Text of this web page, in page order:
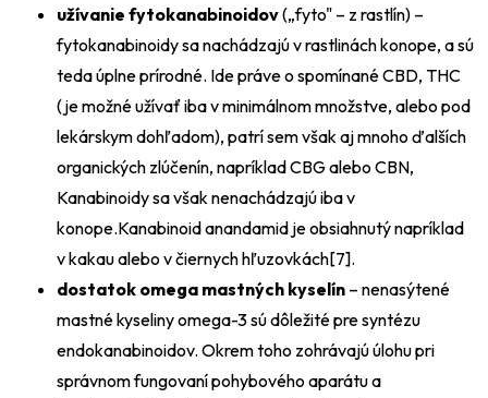
užívanie fytokanabinoidov(„fyto" – z rastlín) –
fytokanabinoidy sa nachádzajú v rastlinách konope, a sú
teda úplne prírodné. Ide práve o spomínané CBD, THC
(je možné užívať iba v minimálnom množstve, alebo pod
lekárskym dohľadom), patrí sem však aj mnoho ďalších
organických zlúčenín, napríklad CBG alebo CBN,
Kanabinoidy sa však nenachádzajú iba v
konope.Kanabinoid anandamid je obsiahnutý napríklad
v kakau alebo v čiernych hľuzovkách[7].
dostatok omega mastných kyselín – nenasýtené
mastné kyseliny omega-3 sú dôležité pre syntézu
endokanabinoidov. Okrem toho zohrávajú úlohu pri
správnom fungovaní pohybového aparátu a